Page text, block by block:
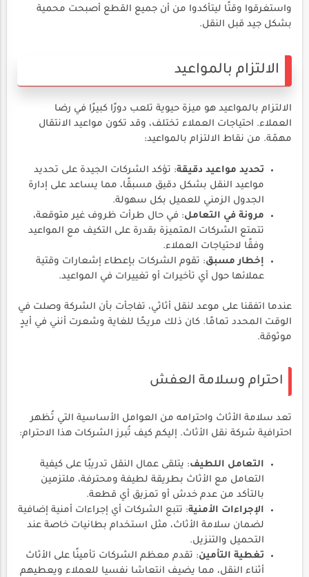
واستغرقوا وقتًا ليتأكدوا من أن جميع القطع أصبحت محمية
بشكل جيد قبل النقل.
الالتزام بالمواعيد
الالتزام بالمواعيد هو ميزة حيوية تلعب دورًا كبيرًا في رضا
العملاء. احتياجات العملاء تختلف، وقد تكون مواعيد الانتقال
مهمّة. من نقاط الالتزام بالمواعيد:
تحديد مواعيد دقيقة: تؤكد الشركات الجيدة على تحديد
مواعيد النقل بشكل دقيق مسبقًا، مما يساعد على إدارة
الجدول الزمني للعميل بكل سهولة.
مرونة في التعامل: في حال طرأت ظروف غير متوقعة،
تتمتع الشركات المتميزة بقدرة على التكيف مع المواعيد
وفقًا لاحتياجات العملاء.
إخطار مسبق: تقوم الشركات بإعطاء إشعارات وقتية
عملائها حول أي تأخيرات أو تغييرات في المواعيد.
عندما اتفقنا على موعد لنقل أثاثي، تفاجأت بأن الشركة وصلت في
الوقت المحدد تمامًا. كان ذلك مريحًا للغاية وشعرت أنني في أيدٍ
موثوقة.
احترام وسلامة العفش
تعد سلامة الأثاث واحترامه من العوامل الأساسية التي تُظهر
احترافية شركة نقل الأثاث. إليكم كيف تُبرز الشركات هذا الاحترام:
التعامل اللطيف: يتلقى عمال النقل تدريبًا على كيفية
التعامل مع الأثاث بطريقة لطيفة ومحترفة، ملتزمين
بالتأكد من عدم خدش أو تمزيق أي قطعة.
الإجراءات الأمنية: تتبع الشركات أي إجراءات أمنية إضافية
لضمان سلامة الأثاث، مثل استخدام بطانيات خاصة عند
التحميل والتنزيل.
تغطية التأمين: تقدم معظم الشركات تأمينًا على الأثاث
أثناء النقل، مما يضيف انتعاشا نفسيا للعملاء ويعطيهم